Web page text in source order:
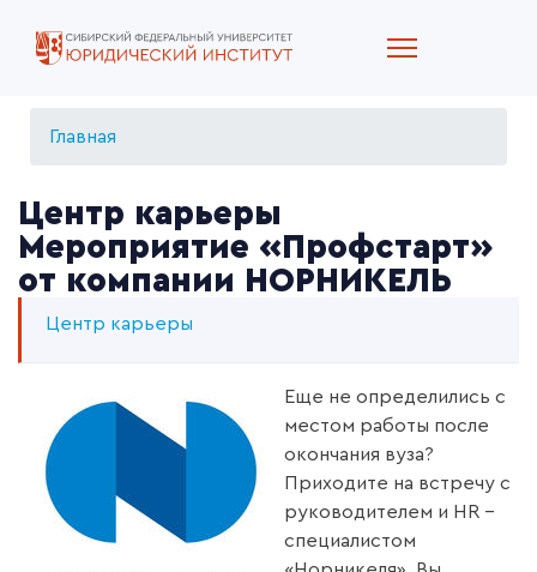
Главная
Центр карьеры
Мероприятие «Профстарт»
от компании НОРНИКЕЛЬ
Центр карьеры
Еще не определились с
местом работы после
окончания вуза?
Приходите на встречу с
руководителем и HR –
специалистом